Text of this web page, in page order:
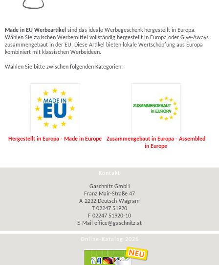
Made in EU Werbeartikel sind das ideale Werbegeschenk hergestellt in Europa.
Wählen Sie zwischen Werbemittel vollständig hergestellt in Europa oder Give-Aways
zusammengebaut in der EU. Diese Artikel bieten lokale Wertschöpfung aus Europa
kombiniert mit klassischen Werbeideen.
Wählen Sie bitte zwischen folgenden Kategorien:
Hergestellt in Europa - Made in Europe
Zusammengebaut in Europa - Assembled
in Europe
Kontakt
Gaschnitz GmbH
Franz Mair-Straße 47
A-2232 Deutsch-Wagram
T 02247 51920
F 02247 51920-10
E-Mail office@gaschnitz.at
Online-Katalog 2026